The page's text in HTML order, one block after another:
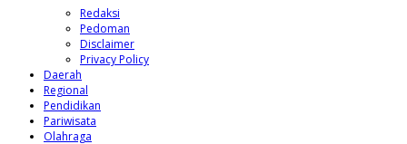
Redaksi
Pedoman
Disclaimer
Privacy Policy
Daerah
Regional
Pendidikan
Pariwisata
Olahraga